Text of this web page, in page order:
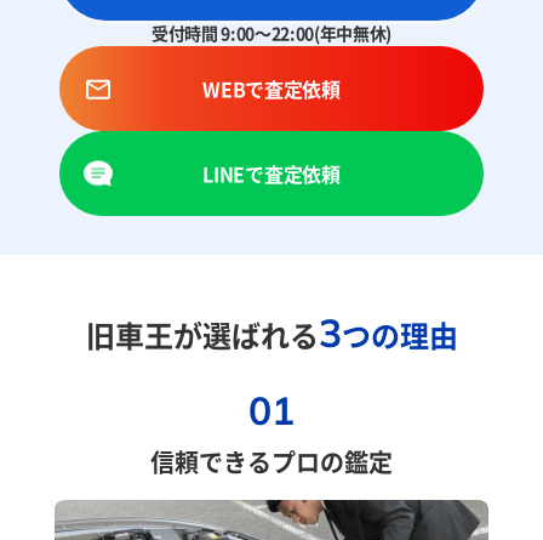
受付時間 9:00～22:00(年中無休)
WEBで査定依頼
LINEで査定依頼
旧車王が選ばれる3つの理由
01
信頼できるプロの鑑定